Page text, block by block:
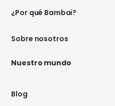
¿Por qué Bambai?
Sobre nosotros
Nuestro mundo
Blog